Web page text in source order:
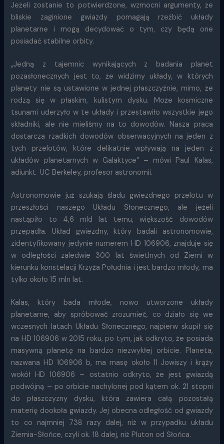
Jeżeli zostanie to potwierdzone, wzmocni argumenty, że
bliskie zaginione gwiazdy pomagają rzeźbić układy
planetarne i mogą decydować o tym, czy będą one
posiadać stabilne orbity.
„Jedną z tajemnic wynikających z badania planet
pozasłonecznych jest to, że widzimy układy, w których
planety nie są ustawione w jednej płaszczyźnie, mimo, że
rodzą się w płaskim, kulistym dysku. Może kosmiczne
tsunami uderzyło w te układy i przestawiło wszystkie jego
składniki, ale nie mieliśmy na to dowodów. Nasza praca
dostarcza rzadkich dowodów obserwacyjnych na jeden z
tych przelotów, które delikatnie wpływają na jeden z
układów planetarnych w Galaktyce” – mówi Paul Kalas,
adiunkt UC Berkeley, profesor astronomii.
Astronomowie już szukają śladu gwiezdnego przelotu w
przeszłości naszego Układu Słonecznego, ale jeżeli
nastąpiło to 4,6 mld lat temu, większość dowodów
przepadła. Układ gwiezdny, który badali astronomowie,
zidentyfikowany jedynie numerem HD 106906, znajduje się
w odległości zaledwie 300 lat świetlnych od Ziemi w
kierunku konstelacji Krzyża Południa i jest bardzo młody, ma
tylko około 15 mln lat.
Kalas, który bada młode, nowo utworzone układy
planetarne, aby spróbować zrozumieć, co działo się we
wczesnych latach Układu Słonecznego, najpierw skupił się
na HD 106906 w 2015 roku, po tym, jak odkryto, że posiada
masywną planetę na bardzo niezwykłej orbicie. Planeta,
nazwana HD 106906 b, ma masę około 11 Jowiszy i krąży
wokół HD 106906 – ostatnio odkryto, że jest gwiazdą
podwójną – po orbicie nachylonej pod kątem ok. 21 stopni
do płaszczyzny dysku, która zawiera całą pozostałą
materię dookoła gwiazdy. Jej obecna odległość od gwiazdy
to co najmniej 738 razy dalej, niż w przypadku układu
Ziemia-Słońce, czyli ok. 18 dalej, niż Pluton od Słońca.